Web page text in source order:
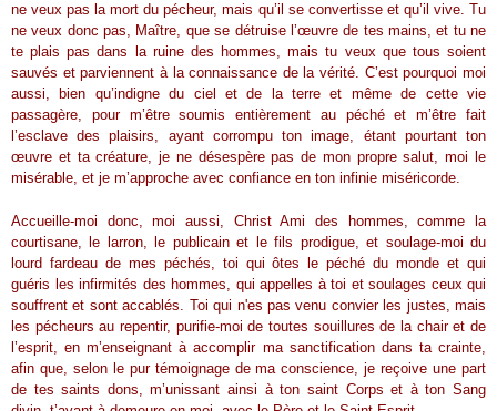
ne veux pas la mort du pécheur, mais qu’il se convertisse et qu’il vive. Tu
ne veux donc pas, Maître, que se détruise l’œuvre de tes mains, et tu ne
te plais pas dans la ruine des hommes, mais tu veux que tous soient
sauvés et parviennent à la connaissance de la vérité. C’est pourquoi moi
aussi, bien qu’indigne du ciel et de la terre et même de cette vie
passagère, pour m’être soumis entièrement au péché et m’être fait
l’esclave des plaisirs, ayant corrompu ton image, étant pourtant ton
œuvre et ta créature, je ne désespère pas de mon propre salut, moi le
misérable, et je m’approche avec confiance en ton infinie miséricorde.
Accueille-moi donc, moi aussi, Christ Ami des hommes, comme la
courtisane, le larron, le publicain et le fils prodigue, et soulage-moi du
lourd fardeau de mes péchés, toi qui ôtes le péché du monde et qui
guéris les infirmités des hommes, qui appelles à toi et soulages ceux qui
souffrent et sont accablés. Toi qui n'es pas venu convier les justes, mais
les pécheurs au repentir, purifie-moi de toutes souillures de la chair et de
l’esprit, en m’enseignant à accomplir ma sanctification dans ta crainte,
afin que, selon le pur témoignage de ma conscience, je reçoive une part
de tes saints dons, m’unissant ainsi à ton saint Corps et à ton Sang